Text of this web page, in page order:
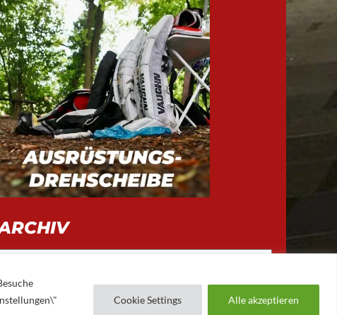
Cookie Settings Alle akzeptieren
AUGSBURGER EV